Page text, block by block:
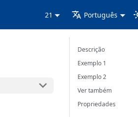
21 Português
Descrição
Exemplo 1
Exemplo 2
Ver também
Propriedades